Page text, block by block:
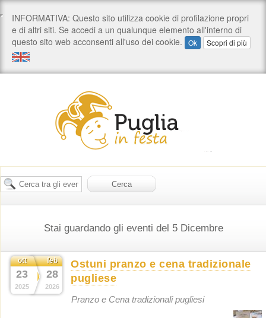
Stai guardando gli eventi del 5 Dicembre
ott
23
2025
feb
28
2026
Ostuni pranzo e cena tradizionale
pugliese
Pranzo e Cena tradizionali pugliesi